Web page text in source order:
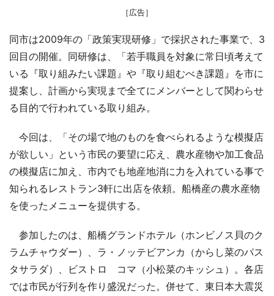
［広告］
同市は2009年の「政策実現研修」で採択された事業で、3
回目の開催。同研修は、「若手職員を対象に常日頃考えて
いる『取り組みたい課題』や『取り組むべき課題』を市に
提案し、計画から実現まで全てにメンバーとして関わらせ
る目的で行われている取り組み。
今回は、「その場で地のものを食べられるような模擬店
が欲しい」という市民の要望に応え、農水産物や加工食品
の模擬店に加え、市内でも地産地消に力を入れている事で
知られるレストラン3軒に出店を依頼。船橋産の農水産物
を使ったメニューを提供する。
参加したのは、船橋グランドホテル（ホンビノス貝のク
ラムチャウダー）、ラ・ノッテビアンカ（からし菜のパス
タサラダ）、ビストロ コマ（小松菜のキッシュ）。各店
では市民が行列を作り盛況だった。併せて、東日本大震災